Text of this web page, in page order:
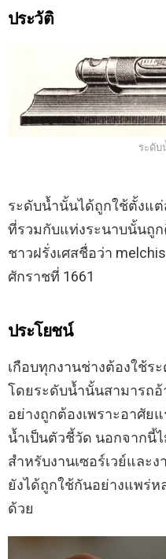
ประวัติ
ระดับ
ระดับน้ำนั้นได้ถูกใช้ตั้งแ
ที่รวมกับแท่งระนาบนั้นถู
ชาวฝรั่งเศสชื่อว่า
ศักราชที่ 1661
ประโยชน์
เกือบทุกงานช่างต้องใช้ร
โดยระดับน้ำนั้นสามารถ
อย่างถูกต้องเพราะอาศัย
น้ำเป็นตัวชี้วัด นอกจากนี้
สำหรับงานเซอร์เวย์และ
ยังได้ถูกใช้กันอย่างแพร่ห
ด้วย